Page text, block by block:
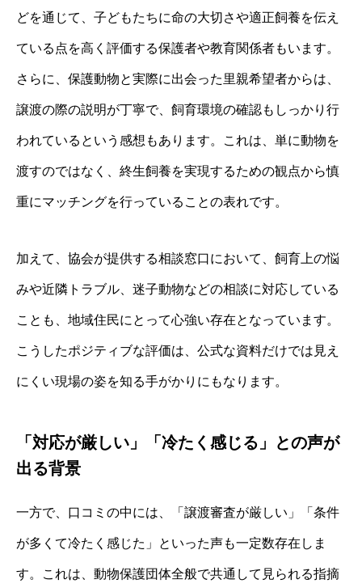
どを通じて、子どもたちに命の大切さや適正飼養を伝え
ている点を高く評価する保護者や教育関係者もいます。
さらに、保護動物と実際に出会った里親希望者からは、
譲渡の際の説明が丁寧で、飼育環境の確認もしっかり行
われているという感想もあります。これは、単に動物を
渡すのではなく、終生飼養を実現するための観点から慎
重にマッチングを行っていることの表れです。
加えて、協会が提供する相談窓口において、飼育上の悩
みや近隣トラブル、迷子動物などの相談に対応している
ことも、地域住民にとって心強い存在となっています。
こうしたポジティブな評価は、公式な資料だけでは見え
にくい現場の姿を知る手がかりにもなります。
「対応が厳しい」「冷たく感じる」との声が
出る背景
一方で、口コミの中には、「譲渡審査が厳しい」「条件
が多くて冷たく感じた」といった声も一定数存在しま
す。これは、動物保護団体全般で共通して見られる指摘